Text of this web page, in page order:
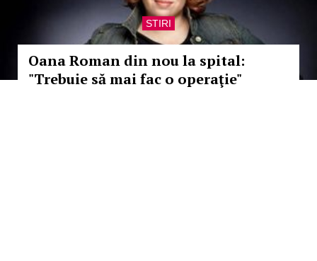
STIRI
Oana Roman din nou la spital:
"Trebuie să mai fac o operaţie"